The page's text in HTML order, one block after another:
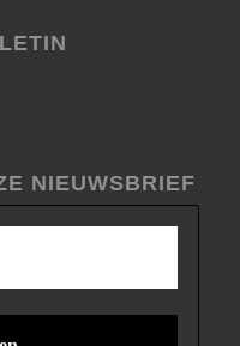
NIEUWSBRIEF